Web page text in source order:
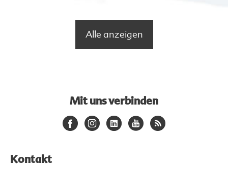
Alle anzeigen
Mit uns verbinden
Kontakt